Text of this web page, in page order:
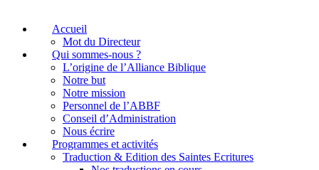
Accueil
Mot du Directeur
Qui sommes-nous ?
L’origine de l’Alliance Biblique
Notre but
Notre mission
Personnel de l’ABBF
Conseil d’Administration
Nous écrire
Programmes et activités
Traduction & Edition des Saintes Ecritures